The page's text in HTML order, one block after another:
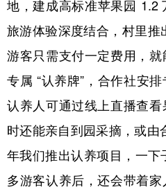
地，建成高标准苹果园 1.2
旅游体验深度结合，村里推
游客只需支付一定费用，
专属 “认养牌”，合作社安
认养人可通过线上直播查
时还能亲自到园采摘，或由
年我们推出认养项目，一
多游客认养后，还会带着